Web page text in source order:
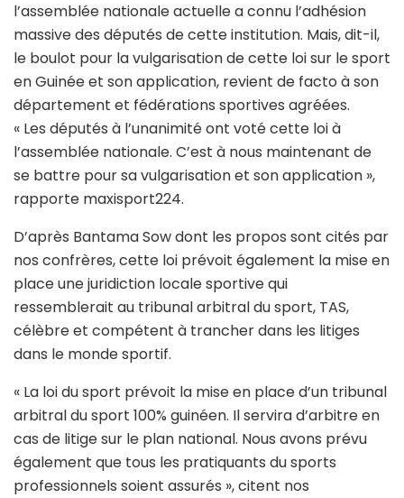
l’assemblée nationale actuelle a connu l’adhésion
massive des députés de cette institution. Mais, dit-il,
le boulot pour la vulgarisation de cette loi sur le sport
en Guinée et son application, revient de facto à son
département et fédérations sportives agréées.
« Les députés à l’unanimité ont voté cette loi à
l’assemblée nationale. C’est à nous maintenant de
se battre pour sa vulgarisation et son application »,
rapporte maxisport224.
D’après Bantama Sow dont les propos sont cités par
nos confrères, cette loi prévoit également la mise en
place une juridiction locale sportive qui
ressemblerait au tribunal arbitral du sport, TAS,
célèbre et compétent à trancher dans les litiges
dans le monde sportif.
« La loi du sport prévoit la mise en place d’un tribunal
arbitral du sport 100% guinéen. Il servira d’arbitre en
cas de litige sur le plan national. Nous avons prévu
également que tous les pratiquants du sports
professionnels soient assurés », citent nos